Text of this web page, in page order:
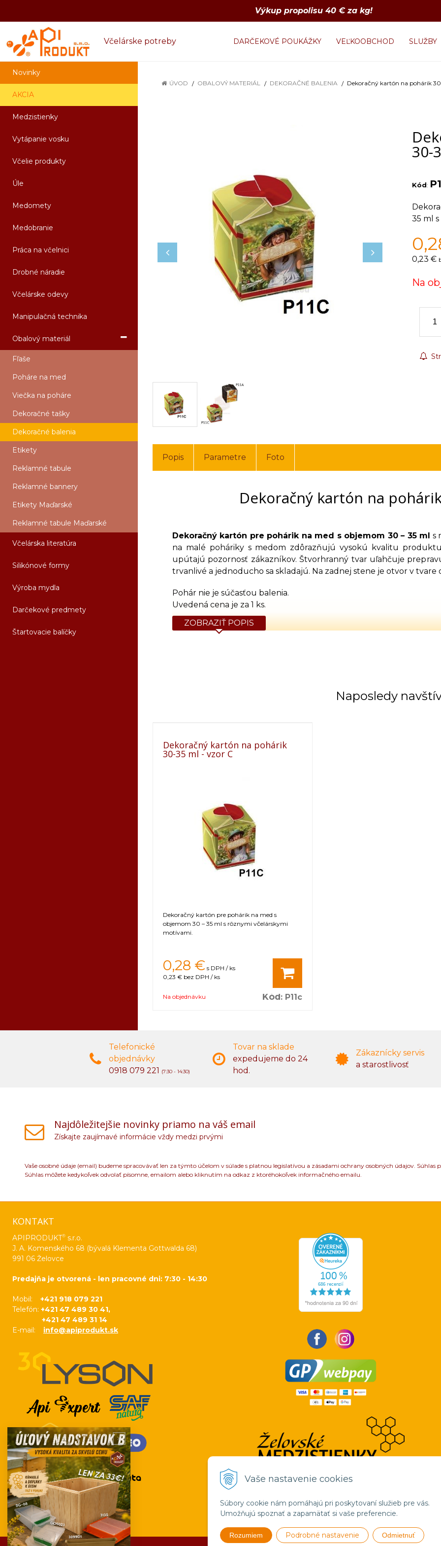
Vaše nastavenie cookies
Súbory cookie nám pomáhajú pri poskytovaní služieb pre vás.
Umožňujú spoznať a zapamätať si vaše preferencie.
Rozumiem Podrobné nastavenie Odmietnuť
Výkup propolisu 40 € za kg!
Včelárske potreby DARČEKOVÉ POUKÁŽKY VEĽKOOBCHOD SLUŽBY
Novinky
AKCIA
Medzistienky
Vytápanie vosku
Včelie produkty
Úle
Medomety
Medobranie
Práca na včelnici
Drobné náradie
Včelárske odevy
Manipulačná technika
Obalový materiál
Fľaše
Poháre na med
Viečka na poháre
Dekoračné tašky
Dekoračné balenia
Etikety
Reklamné tabule
Reklamné bannery
Etikety Maďarské
Reklamné tabule Maďarské
Včelárska literatúra
Silikónové formy
Výroba mydla
Darčekové predmety
Štartovacie balíčky
ÚVOD OBALOVÝ MATERIÁL DEKORAČNÉ BALENIA Dekoračný kartón na pohárik
30-
Kód:
35 ml
0,23 €
Na
Popis Parametre Foto
Dekoračný kartón na
Dekoračný kartón pre pohárik na med s objemom 30 – 35 ml s
na malé poháriky s medom zdôrazňujú vysokú kvalitu
upútajú pozornosť zákazníkov. Štvorhranný tvar uľahčuje
trvanlivé a jednoducho sa skladajú. Na zadnej stene je otvor v tvare
Pohár nie je súčasťou balenia.
Uvedená cena je za 1 ks.
ZOBRAZIŤ POPIS
Naposledy
Dekoračný kartón na pohárik
30-35 ml - vzor C
Dekoračný kartón pre pohárik na med s
objemom 30 – 35 ml s rôznymi včelárskymi
motívami.
0,28 € s DPH / ks
0,23 € bez DPH / ks
Na objednávku Kód: P11c
Telefonické
objednávky
0918 079 221
(7:30 - 14:30)
Tovar na sklade
expedujeme do 24
hod.
Zákaznícky servis
a starostlivosť
Najdôležitejšie novinky priamo na váš email
Získajte zaujímavé informácie vždy medzi prvými
Vaše osobné údaje (email) budeme spracovávať len za týmto účelom v súlade s platnou legislatívou a zásadami ochrany osobných údajov.
Súhlas môžete kedykoľvek odvolať písomne, emailom alebo kliknutím na odkaz z ktoréhokoľvek informačného emailu.
KONTAKT
APIPRODUKT® s.r.o.
J. A. Komenského 68 (bývalá Klementa Gottwalda 68)
991 06 Želovce
Predajňa je otvorená - len pracovné dni: 7:30 - 14:30
Mobil: +421 918 079 221
Telefón: +421 47 489 30 41,
+421 47 489 31 14
E-mail: info@apiprodukt.sk